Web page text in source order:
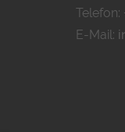
Telefon:
E-Mail: